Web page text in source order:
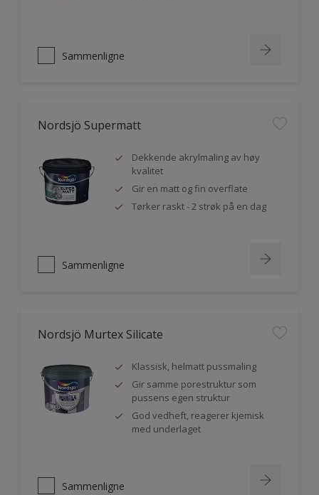
Sammenligne
Nordsjö Supermatt
Dekkende akrylmaling av høy
kvalitet
Gir en matt og fin overflate
Tørker raskt - 2 strøk på en dag
Sammenligne
Nordsjö Murtex Silicate
Klassisk, helmatt pussmaling
Gir samme porestruktur som
pussens egen struktur
God vedheft, reagerer kjemisk
med underlaget
Sammenligne